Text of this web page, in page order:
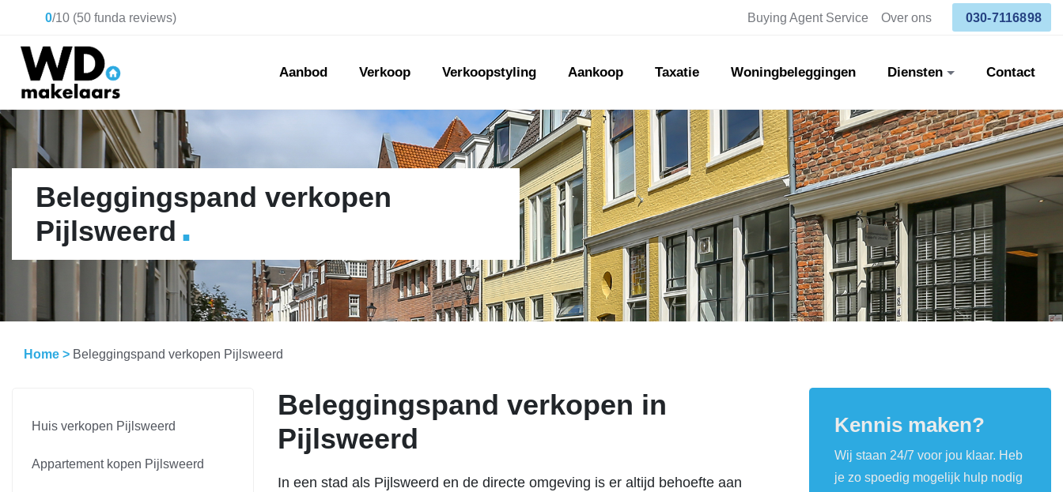
0/10 (50 funda reviews) Buying Agent Service Over ons 030-7116898
Aanbod Verkoop Verkoopstyling Aankoop Taxatie Woningbeleggingen Diensten Contact
Beleggingspand verkopen
Pijlsweerd .
Home > Beleggingspand verkopen Pijlsweerd
Huis verkopen Pijlsweerd
Appartement kopen Pijlsweerd
Beleggingspand verkopen in
Pijlsweerd
In een stad als Pijlsweerd en de directe omgeving is er altijd behoefte aan
Kennis maken?
Wij staan 24/7 voor jou klaar. Heb
je zo spoedig mogelijk hulp nodig